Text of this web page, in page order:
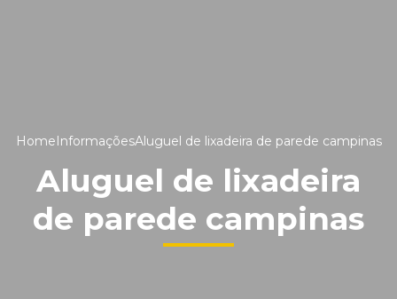
HomeInformaçõesAluguel de lixadeira de parede campinas
Aluguel de lixadeira
de parede campinas